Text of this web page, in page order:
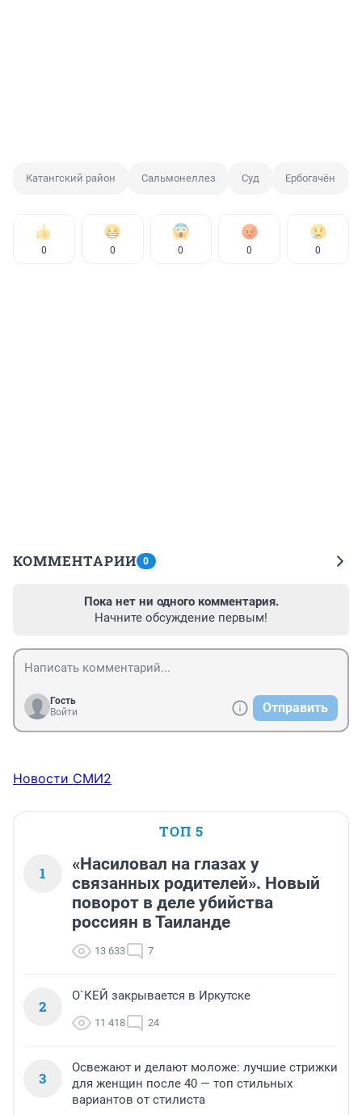
Катангский район Сальмонеллез Суд Ербогачён
0 0 0 0 0
КОММЕНТАРИИ 0
Пока нет ни одного комментария.
Начните обсуждение первым!
Гость
Войти
Отправить
Новости СМИ2
ТОП 5
1
«Насиловал на глазах у
связанных родителей». Новый
поворот в деле убийства
россиян в Таиланде
13 633 7
2
О`КЕЙ закрывается в Иркутске
11 418 24
3
Освежают и делают моложе: лучшие стрижки
для женщин после 40 — топ стильных
вариантов от стилиста